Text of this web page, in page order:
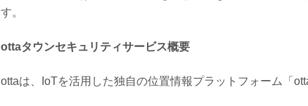
す。
ottaタウンセキュリティサービス概要
ottaは、IoTを活用した独自の位置情報プラットフォーム「